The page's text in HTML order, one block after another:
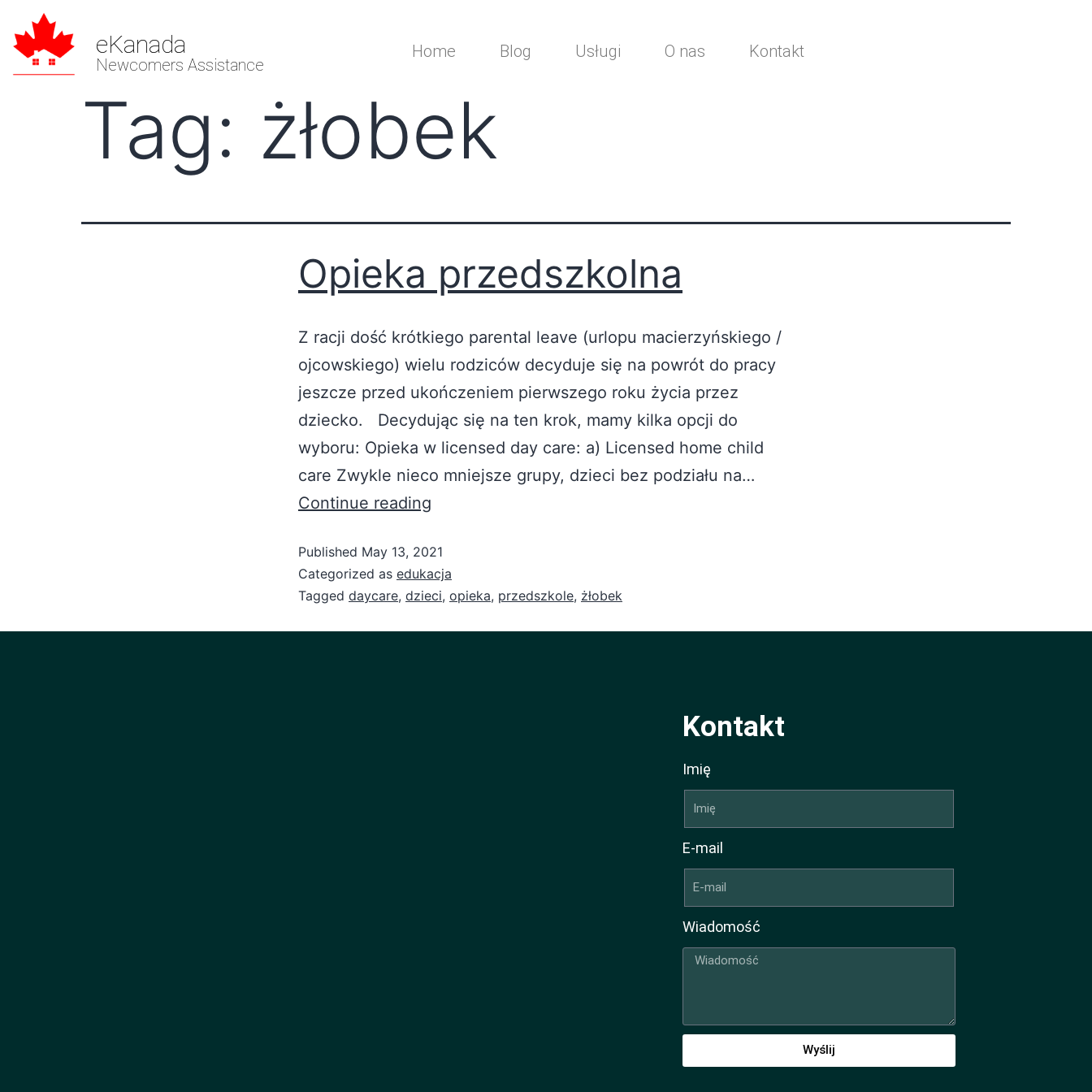
eKanada
Newcomers Assistance
Home Blog Usługi O nas Kontakt
Tag: żłobek
Opieka przedszkolna
Z racji dość krótkiego parental leave (urlopu macierzyńskiego /
ojcowskiego) wielu rodziców decyduje się na powrót do pracy
jeszcze przed ukończeniem pierwszego roku życia przez
dziecko. Decydując się na ten krok, mamy kilka opcji do
wyboru: Opieka w licensed day care: a) Licensed home child
care Zwykle nieco mniejsze grupy, dzieci bez podziału na…
Continue reading
Published May 13, 2021
Categorized as edukacja
Tagged daycare, dzieci, opieka, przedszkole, żłobek
Kontakt
Imię
E-mail
Wiadomość
Wyślij